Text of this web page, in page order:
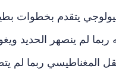
يتقدم بخطوات
ربما لم ينصهر الحديد
المغناطيسي ربما لم